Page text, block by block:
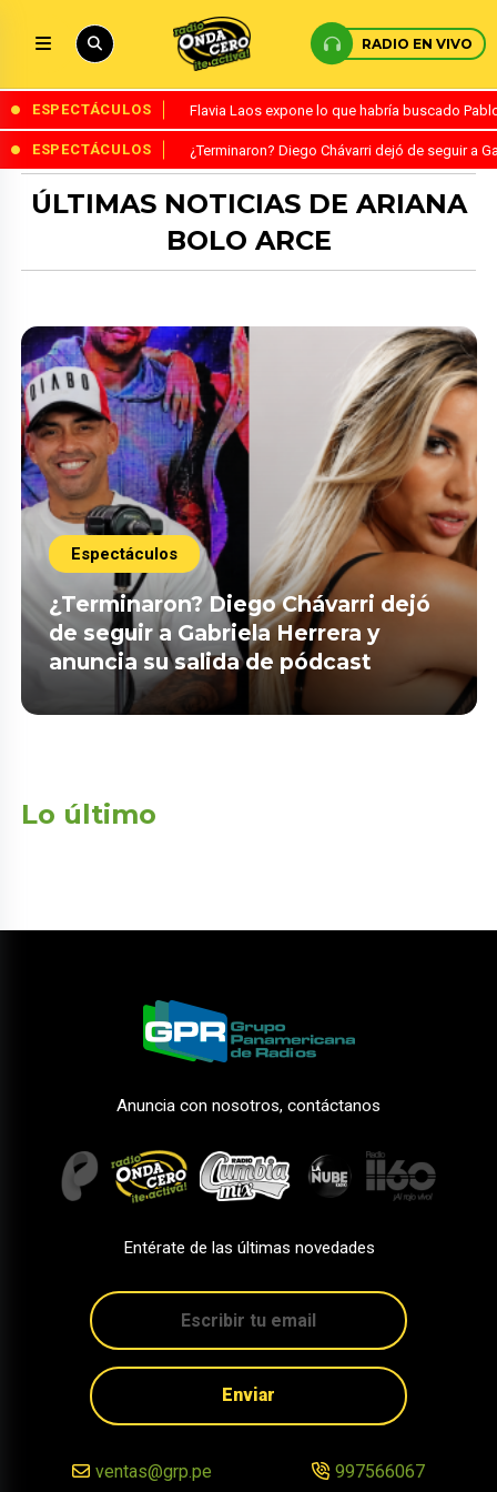
RADIO EN VIVO
ESPECTÁCULOS Flavia Laos expone lo que habría buscado
ESPECTÁCULOS ¿Terminaron? Diego Chávarri dejó de seguir a
ÚLTIMAS NOTICIAS DE ARIANA
BOLO ARCE
Espectáculos
¿Terminaron? Diego Chávarri dejó
de seguir a Gabriela Herrera y
anuncia su salida de pódcast
Lo último
Anuncia con nosotros, contáctanos
Entérate de las últimas novedades
Enviar
ventas@grp.pe 997566067